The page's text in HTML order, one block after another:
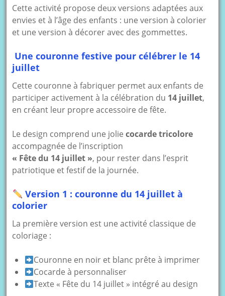
Cette activité propose deux versions adaptées aux
envies et à l’âge des enfants : une version à colorier
et une version à décorer avec des gommettes.
Une couronne festive pour célébrer le 14
juillet
Cette couronne à fabriquer permet aux enfants de
participer activement à la célébration du 14 juillet,
en créant leur propre accessoire de fête.
Le design comprend une joliecocarde tricolore
accompagnée de l’inscription
« Fête du 14 juillet », pour rester dans l’esprit
patriotique et festif de la journée.
Version 1 : couronne du 14 juillet à
colorier
La première version est une activité classique de
coloriage :
Couronne en noir et blanc prête à imprimer
Cocarde à personnaliser
Texte « Fête du 14 juillet » intégré au design